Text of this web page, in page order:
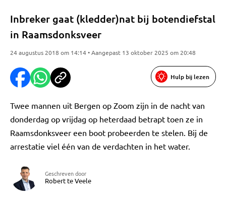
Inbreker gaat (kledder)nat bij botendiefstal
in Raamsdonksveer
24 augustus 2018 om 14:14 • Aangepast 13 oktober 2025 om 20:48
Hulp bij lezen
Twee mannen uit Bergen op Zoom zijn in de nacht van
donderdag op vrijdag op heterdaad betrapt toen ze in
Raamsdonksveer een boot probeerden te stelen. Bij de
arrestatie viel één van de verdachten in het water.
Geschreven door
Robert te Veele